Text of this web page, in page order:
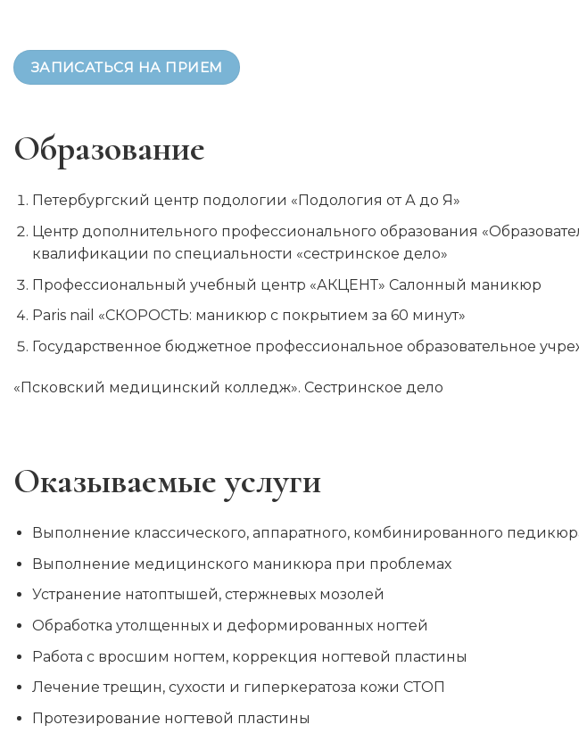
ЗАПИСАТЬСЯ НА ПРИЕМ
Образование
Петербургский центр подологии «Подология от А до Я»
Центр дополнительного профессионального образования
квалификации по специальности «сестринское дело»
Профессиональный учебный центр «АКЦЕНТ» Салонный маникюр
Paris nail «СКОРОСТЬ: маникюр с покрытием за 60 минут»
Государственное бюджетное профессиональное образовательное
«Псковский медицинский колледж». Сестринское дело
Оказываемые услуги
Выполнение классического, аппаратного, комбинированного
Выполнение медицинского маникюра при проблемах
Устранение натоптышей, стержневых мозолей
Обработка утолщенных и деформированных ногтей
Работа с вросшим ногтем, коррекция ногтевой пластины
Лечение трещин, сухости и гиперкератоза кожи СТОП
Протезирование ногтевой пластины